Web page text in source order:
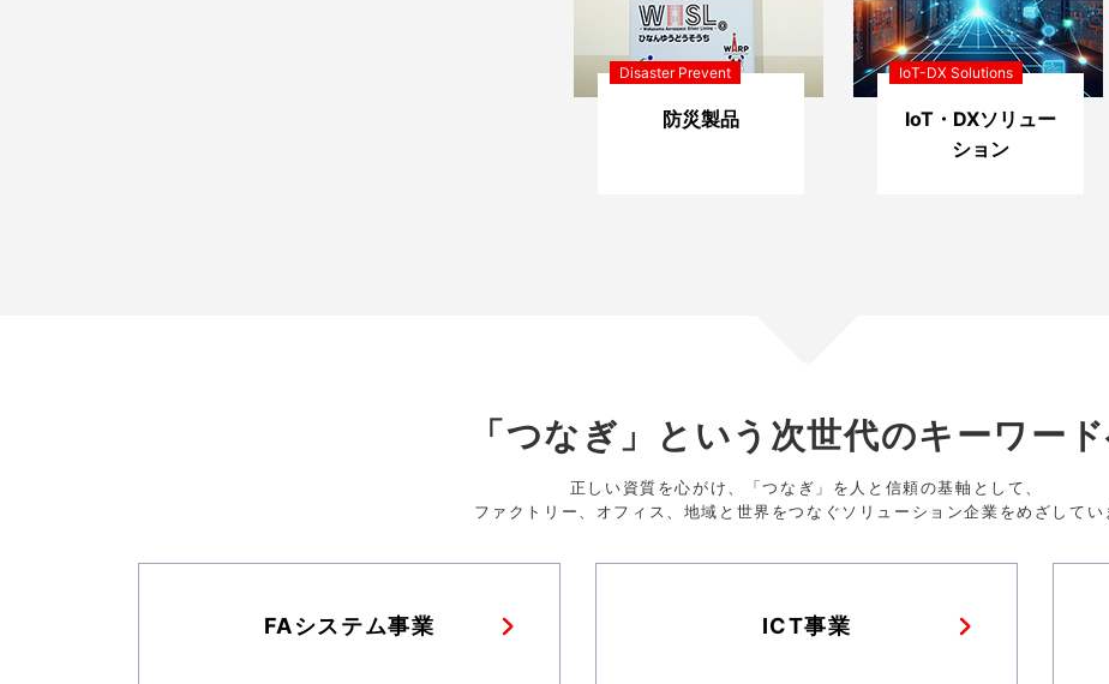
Disaster Prevent
防災製品
IoT-DX Solutions
IoT・DXソリュー
ション
「つなぎ」という次世代のキーワー
正しい資質を心がけ、「つなぎ」を人と信頼の基軸として、
ファクトリー、オフィス、地域と世界をつなぐソリューション企業をめざしてい
FAシステム事業 ICT事業